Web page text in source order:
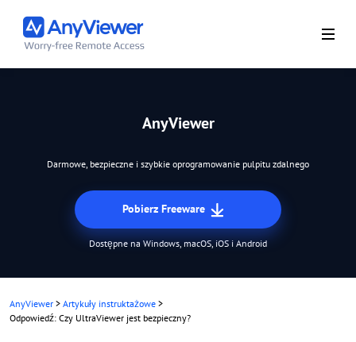
AnyViewer
Darmowe, bezpieczne i szybkie oprogramowanie pulpitu zdalnego
Pobierz Freeware
Dostępne na Windows, macOS, iOS i Android
AnyViewer > Artykuły instruktażowe >
Odpowiedź: Czy UltraViewer jest bezpieczny?